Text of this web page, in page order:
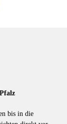
bis in die